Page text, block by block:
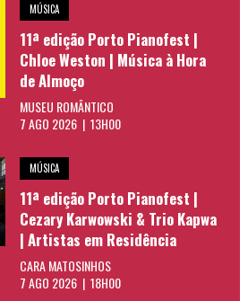
MÚSICA
11ª edição Porto Pianofest |
Chloe Weston | Música à Hora
de Almoço
MUSEU ROMÂNTICO
7 AGO 2026 | 13H00
MÚSICA
11ª edição Porto Pianofest |
Cezary Karwowski & Trio Kapwa
| Artistas em Residência
CARA MATOSINHOS
7 AGO 2026 | 18H00